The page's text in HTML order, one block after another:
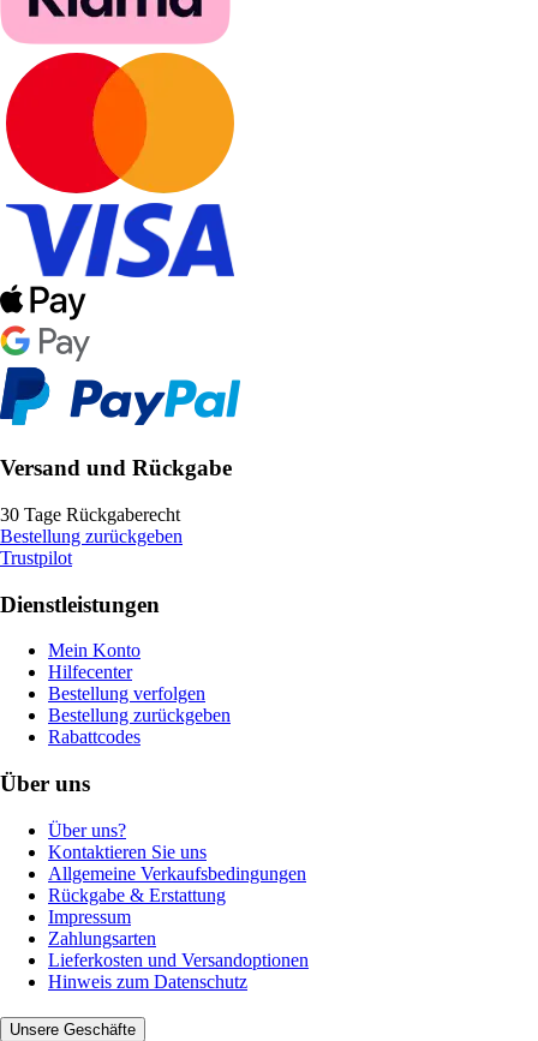
Versand und Rückgabe
30 Tage Rückgaberecht
Bestellung zurückgeben
Trustpilot
Dienstleistungen
Mein Konto
Hilfecenter
Bestellung verfolgen
Bestellung zurückgeben
Rabattcodes
Über uns
Über uns?
Kontaktieren Sie uns
Allgemeine Verkaufsbedingungen
Rückgabe & Erstattung
Impressum
Zahlungsarten
Lieferkosten und Versandoptionen
Hinweis zum Datenschutz
Unsere Geschäfte